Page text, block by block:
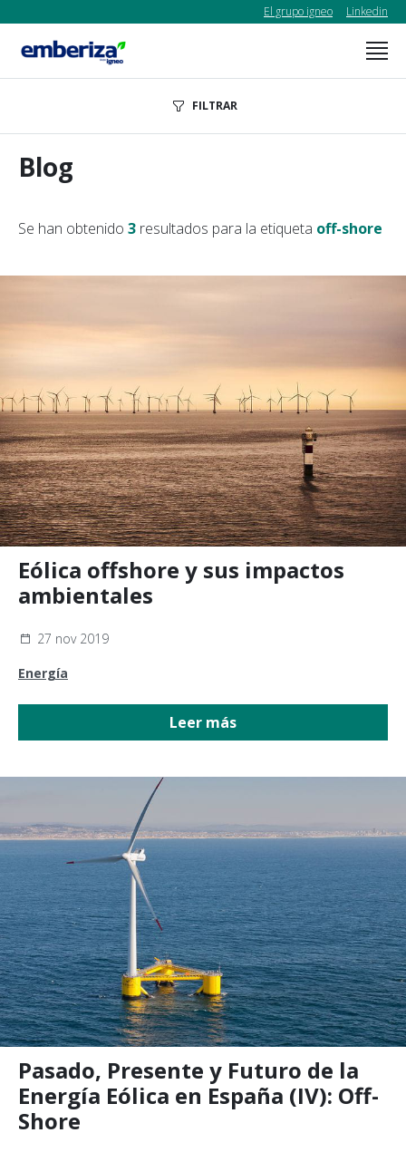
El grupo igneo Linkedin
FILTRAR
Blog
Se han obtenido 3 resultados para la etiqueta off-shore
Eólica offshore y sus impactos
ambientales
27 nov 2019
Energía
Leer más
Pasado, Presente y Futuro de la
Energía Eólica en España (IV): Off-
Shore